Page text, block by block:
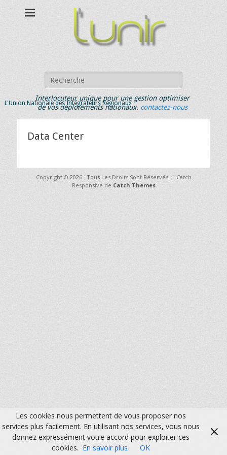
L'Union Nationale des Intégrateurs Régionaux
Rechercher :
Interlocuteur unique pour une gestion optimiser
de vos déploiements nationaux. contactez-nous
Data Center
Copyright © 2026 . Tous Les Droits Sont Réservés. | Catch
Responsive de Catch Themes
Les cookies nous permettent de vous proposer nos
services plus facilement. En utilisant nos services, vous nous
donnez expressément votre accord pour exploiter ces
cookies. En savoir plus OK